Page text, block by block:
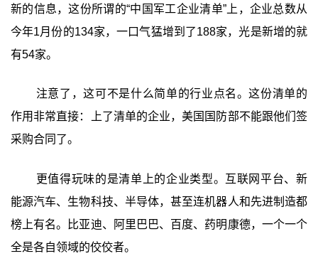
新的信息，这份所谓的“中国军工企业清单”上，企业总数从
今年1月份的134家，一口气猛增到了188家，光是新增的就
有54家。
注意了，这可不是什么简单的行业点名。这份清单的
作用非常直接：上了清单的企业，美国国防部不能跟他们签
采购合同了。
更值得玩味的是清单上的企业类型。互联网平台、新
能源汽车、生物科技、半导体，甚至连机器人和先进制造都
榜上有名。比亚迪、阿里巴巴、百度、药明康德，一个一个
全是各自领域的佼佼者。